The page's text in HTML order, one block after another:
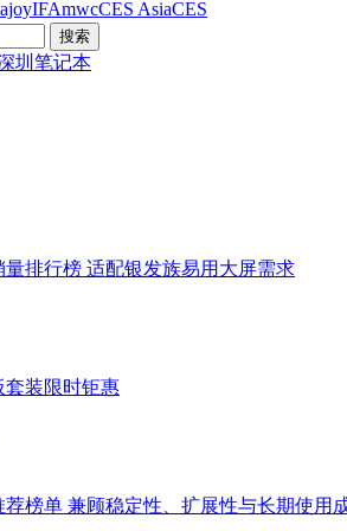
IFAmwcCES AsiaCES
圳笔记本
排行榜 适配银发族易用大屏需求
套装限时钜惠
荐榜单 兼顾稳定性、扩展性与长期使用